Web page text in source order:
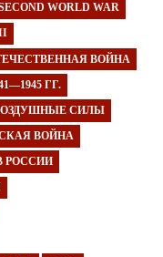
WORLD WAR
ВОЙНА
ГГ.
СИЛЫ
ВОЙНА
РОССИИ